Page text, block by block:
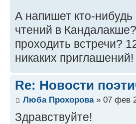
А напишет кто-
чтений в
проходить встречи?
никаких приглашений!
Re: Новости
Люба Прохорова» 07 фев
Здравствуйте!